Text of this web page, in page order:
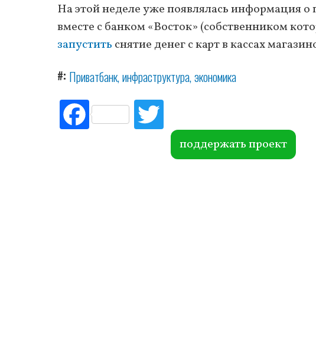
На этой неделе уже появлялась информация
вместе с банком «Восток» (собственником
запустить снятие денег с карт в кассах
# Приватбанк инфраструктура экономика
Fac
ebo itte
r поддержать проект